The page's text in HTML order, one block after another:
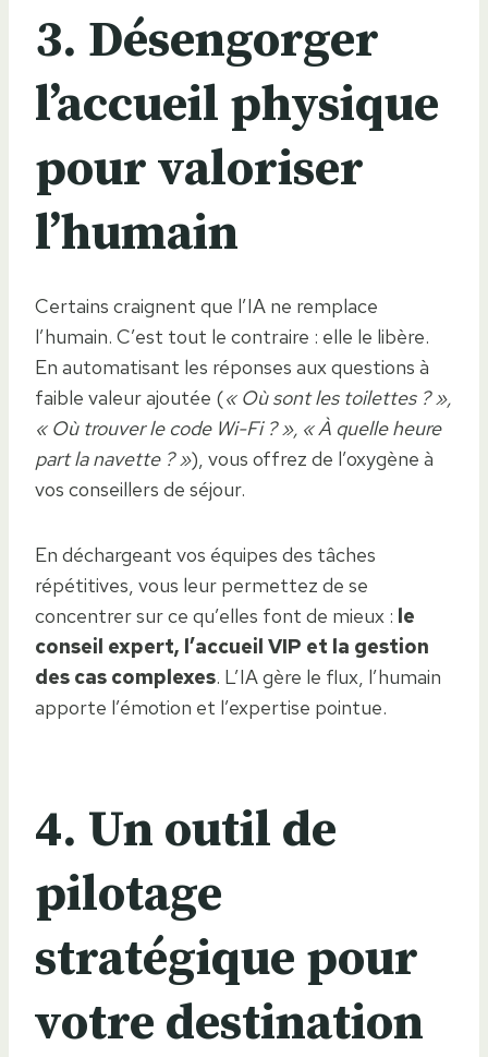
3. Désengorger
l’accueil physique
pour valoriser
l’humain
Certains craignent que l’IA ne remplace
l’humain. C’est tout le contraire : elle le libère.
En automatisant les réponses aux questions à
faible valeur ajoutée (« Où sont les toilettes ? »,
« Où trouver le code Wi-Fi ? », « À quelle heure
part la navette ? »), vous offrez de l’oxygène à
vos conseillers de séjour.
En déchargeant vos équipes des tâches
répétitives, vous leur permettez de se
concentrer sur ce qu’elles font de mieux : le
conseil expert, l’accueil VIP et la gestion
des cas complexes. L’IA gère le flux, l’humain
apporte l’émotion et l’expertise pointue.
4. Un outil de
pilotage
stratégique pour
votre destination